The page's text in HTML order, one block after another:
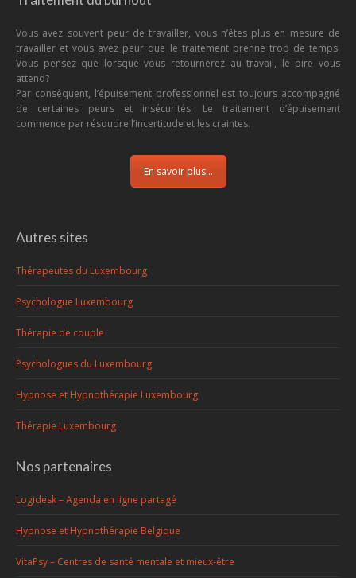
Vous avez souvent peur de travailler, vous n’êtes plus en mesure de
travailler et vous avez peur que le traitement prenne trop de temps.
Vous pensez que lorsque vous retournerez au travail, le pire vous
attend?
Par conséquent, l’épuisement professionnel est toujours accompagné
de certaines peurs et insécurités. Le traitement d’épuisement
commence par résoudre l’incertitude et les craintes.
En savoir plus...
Autres sites
Thérapeutes du Luxembourg
Psychologue Luxembourg
Thérapie de couple
Psychologues du Luxembourg
Hypnose et Hypnothérapie Luxembourg
Thérapie Luxembourg
Nos partenaires
Logidesk – Agenda en ligne partagé
Hypnose et Hypnothérapie Belgique
VitaPsy – Centres de santé mentale et mieux-être